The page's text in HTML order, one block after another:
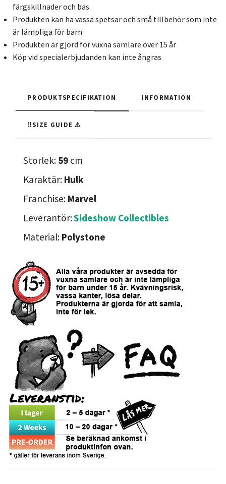
färgskillnader och bas
Produkten kan ha vassa spetsar och små tillbehör som inte
är lämpliga för barn
Produkten är gjord för vuxna samlare över 15 år
Köp vid specialerbjudanden kan inte ångras
PRODUKTSPECIFIKATION INFORMATION
‼️SIZE GUIDE ⚠️
Storlek: 59 cm
Karaktär: Hulk
Franchise: Marvel
Leverantör:Sideshow Collectibles
Material: Polystone